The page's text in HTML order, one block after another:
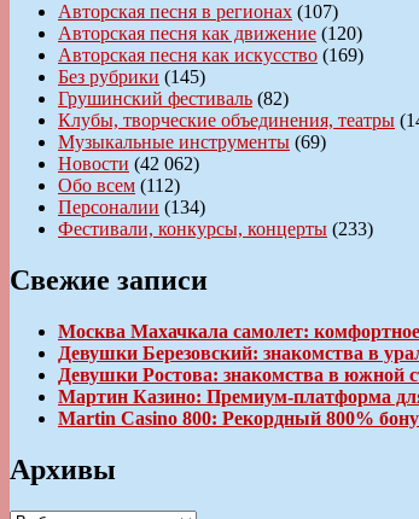
Авторская песня в регионах (107)
Авторская песня как движение (120)
Авторская песня как искусство (169)
Без рубрики (145)
Грушинский фестиваль (82)
Клубы, творческие объединения, театры
Музыкальные инструменты (69)
Новости (42 062)
Обо всем (112)
Персоналии (134)
Фестивали, конкурсы, концерты (233)
Свежие записи
Москва Махачкала самолет:
Девушки Березовский: знакомства в
Девушки Ростова: знакомства в южной
Мартин Казино: Премиум-платформа
Martin Casino 800: Рекордный 800%
Архивы